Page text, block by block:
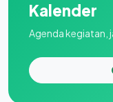
Kalender
Agenda kegiatan,